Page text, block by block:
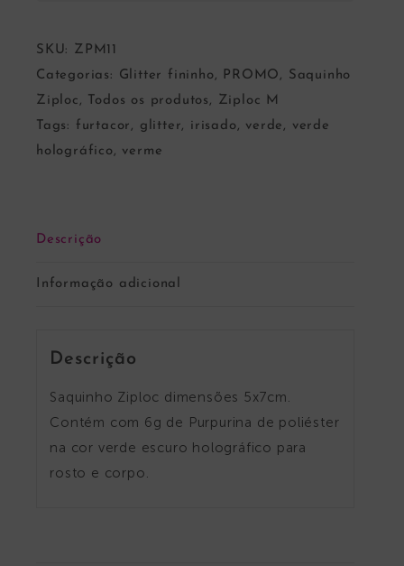
SKU: ZPM11
Categorias: Glitter fininho, PROMO , Saquinho
Ziploc , Todos os produtos , Ziploc M
Tags: furtacor , glitter, irisado, verde , verde
holográfico, verme
Descrição
Informação adicional
Descrição
Saquinho Ziploc dimensões 5x7cm.
Contém com 6g de Purpurina de poliéster
na cor verde escuro holográfico para
rosto e corpo.